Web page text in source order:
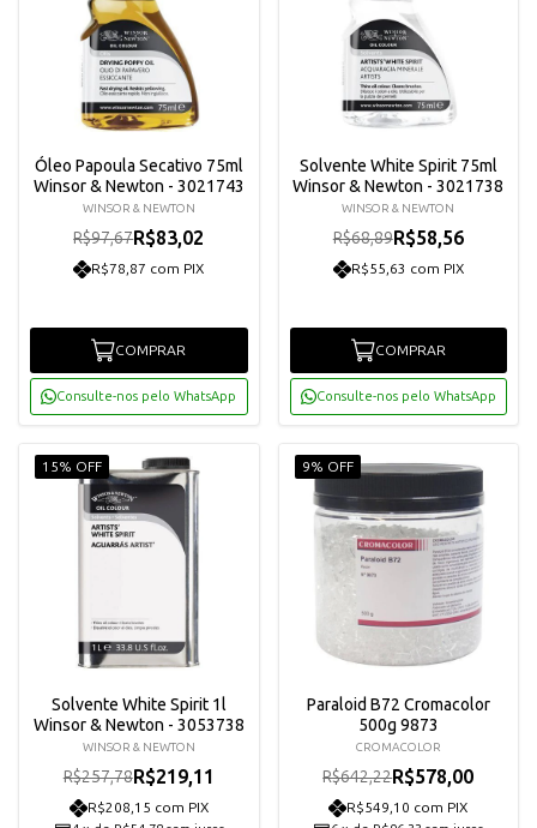
Óleo Papoula Secativo 75ml
Winsor & Newton - 3021743
WINSOR & NEWTON
R$97,67R$83,02
R$78,87 com PIX
COMPRAR
Consulte-nos pelo WhatsApp
Solvente White Spirit 75ml
Winsor & Newton - 3021738
WINSOR & NEWTON
R$68,89R$58,56
R$55,63 com PIX
COMPRAR
Consulte-nos pelo WhatsApp
15% OFF
Solvente White Spirit 1l
Winsor & Newton - 3053738
WINSOR & NEWTON
R$257,78R$219,11
R$208,15 com PIX
9% OFF
Paraloid B72 Cromacolor
500g 9873
CROMACOLOR
R$642,22R$578,00
R$549,10 com PIX